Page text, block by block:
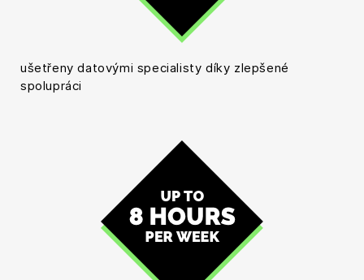
ušetřeny datovými specialisty díky zlepšené
spolupráci